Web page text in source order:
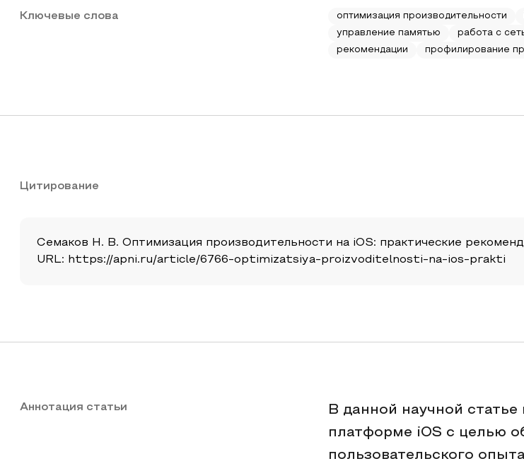
Ключевые слова оптимизация производительности
управление памятью
работа с
рекомендации
профилирование
Цитирование
Семаков Н. В. Оптимизация производительности на iOS: практические
URL: https://apni.ru/article/6766-optimizatsiya-proizvoditelnosti-na-ios-prakti
Аннотация статьи
В данной научной
платформе iOS с целью
пользовательского